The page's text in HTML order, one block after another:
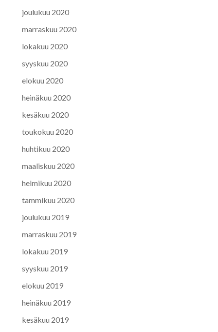
joulukuu 2020
marraskuu 2020
lokakuu 2020
syyskuu 2020
elokuu 2020
heinäkuu 2020
kesäkuu 2020
toukokuu 2020
huhtikuu 2020
maaliskuu 2020
helmikuu 2020
tammikuu 2020
joulukuu 2019
marraskuu 2019
lokakuu 2019
syyskuu 2019
elokuu 2019
heinäkuu 2019
kesäkuu 2019